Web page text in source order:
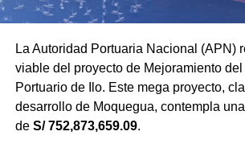
La Autoridad Portuaria Nacional (APN)
viable del proyecto de Mejoramiento del
Portuario de Ilo. Este mega proyecto,
desarrollo de Moquegua, contempla
de S/ 752,873,659.09.